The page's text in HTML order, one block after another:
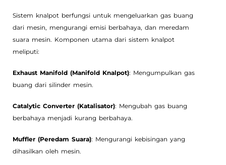
Sistem knalpot berfungsi untuk mengeluarkan gas buang
dari mesin, mengurangi emisi berbahaya, dan meredam
suara mesin. Komponen utama dari sistem knalpot
meliputi:
Exhaust Manifold (Manifold Knalpot): Mengumpulkan gas
buang dari silinder mesin.
Catalytic Converter (Katalisator): Mengubah gas buang
berbahaya menjadi kurang berbahaya.
Muffler (Peredam Suara): Mengurangi kebisingan yang
dihasilkan oleh mesin.